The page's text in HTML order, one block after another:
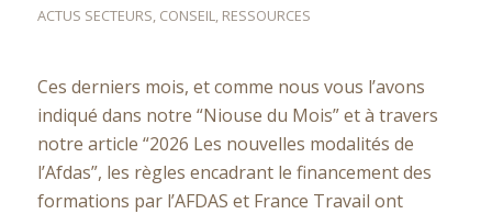
ACTUS SECTEURS, CONSEIL, RESSOURCES
Ces derniers mois, et comme nous vous l’avons
indiqué dans notre “Niouse du Mois” et à travers
notre article “2026 Les nouvelles modalités de
l’Afdas”, les règles encadrant le financement des
formations par l’AFDAS et France Travail ont